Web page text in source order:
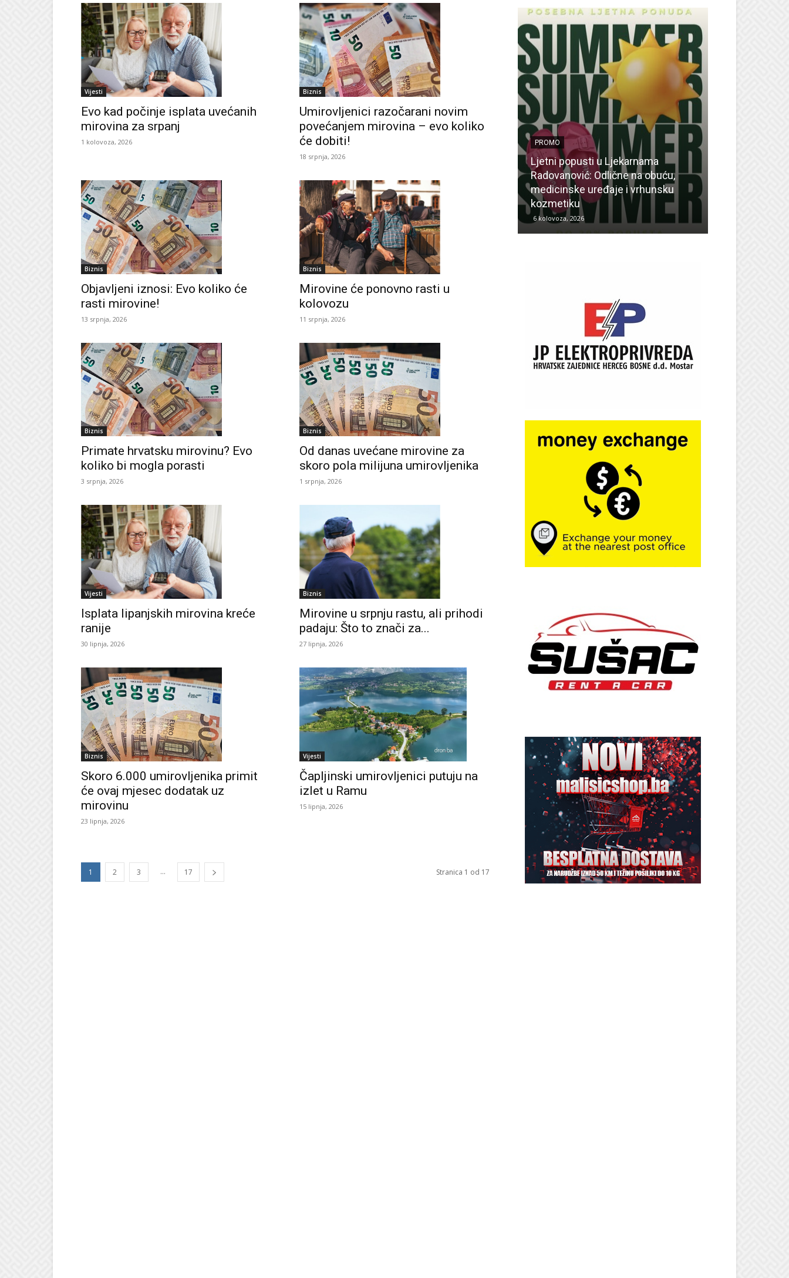
Vijesti
Evo kad počinje isplata uvećanih
mirovina za srpanj
1 kolovoza, 2026
Biznis
Umirovljenici razočarani novim
povećanjem mirovina – evo koliko
će dobiti!
18 srpnja, 2026
Biznis
Objavljeni iznosi: Evo koliko će
rasti mirovine!
13 srpnja, 2026
Biznis
Mirovine će ponovno rasti u
kolovozu
11 srpnja, 2026
Biznis
Primate hrvatsku mirovinu? Evo
koliko bi mogla porasti
3 srpnja, 2026
Biznis
Od danas uvećane mirovine za
skoro pola milijuna umirovljenika
1 srpnja, 2026
Vijesti
Isplata lipanjskih mirovina kreće
ranije
30 lipnja, 2026
Biznis
Mirovine u srpnju rastu, ali prihodi
padaju: Što to znači za...
27 lipnja, 2026
Biznis
Skoro 6.000 umirovljenika primit
će ovaj mjesec dodatak uz
mirovinu
23 lipnja, 2026
Vijesti
Čapljinski umirovljenici putuju na
izlet u Ramu
15 lipnja, 2026
1 2 3 ... 17 Stranica 1 od 17
PROMO
Ljetni popusti u Ljekarnama
Radovanović: Odlične na obuću,
medicinske uređaje i vrhunsku
kozmetiku
6 kolovoza, 2026